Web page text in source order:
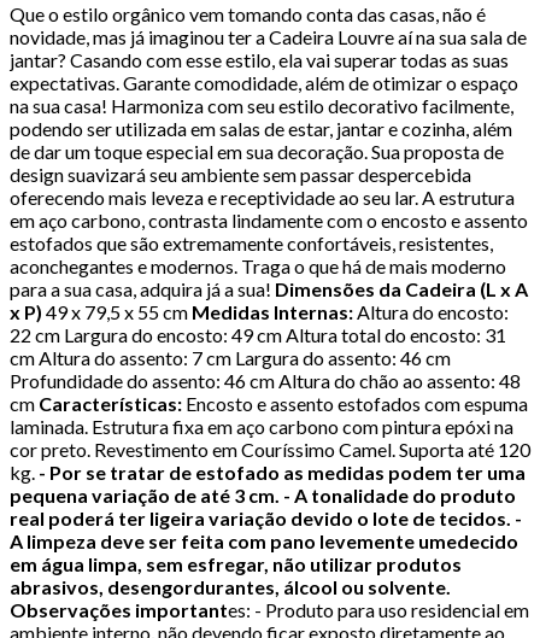
Que o estilo orgânico vem tomando conta das casas, não é
novidade, mas já imaginou ter a Cadeira Louvre aí na sua sala de
jantar? Casando com esse estilo, ela vai superar todas as suas
expectativas. Garante comodidade, além de otimizar o espaço
na sua casa! Harmoniza com seu estilo decorativo facilmente,
podendo ser utilizada em salas de estar, jantar e cozinha, além
de dar um toque especial em sua decoração. Sua proposta de
design suavizará seu ambiente sem passar despercebida
oferecendo mais leveza e receptividade ao seu lar. A estrutura
em aço carbono, contrasta lindamente com o encosto e assento
estofados que são extremamente confortáveis, resistentes,
aconchegantes e modernos. Traga o que há de mais moderno
para a sua casa, adquira já a sua! Dimensões da Cadeira (L x A
x P) 49 x 79,5 x 55 cm Medidas Internas:Altura do encosto:
22 cm Largura do encosto: 49 cm Altura total do encosto: 31
cm Altura do assento: 7 cm Largura do assento: 46 cm
Profundidade do assento: 46 cm Altura do chão ao assento: 48
cm Características: Encosto e assento estofados com espuma
laminada. Estrutura fixa em aço carbono com pintura epóxi na
cor preto. Revestimento em Couríssimo Camel. Suporta até 120
kg. - Por se tratar de estofado as medidas podem ter uma
pequena variação de até 3 cm. - A tonalidade do produto
real poderá ter ligeira variação devido o lote de tecidos. -
A limpeza deve ser feita com pano levemente umedecido
em água limpa, sem esfregar, não utilizar produtos
abrasivos, desengordurantes, álcool ou solvente.
Observações importantes: - Produto para uso residencial em
ambiente interno, não devendo ficar exposto diretamente ao